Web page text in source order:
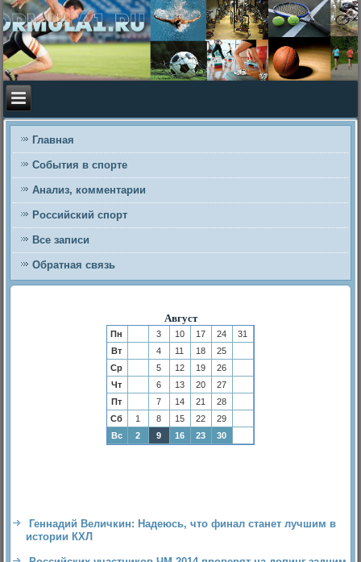
Главная
События в спорте
Анализ, комментарии
Российский спорт
Все записи
Обратная связь
Август
Пн 3 10 17 24
31
Вт
4 11 18
25
Ср
5 12 19
26
Чт
6 13 20
27
Пт
7 14 21
28
Сб
1 8 15 22
29
Вс
2 9 16 23 30
Геннадий Величкин: Надеюсь, что финал станет лучшим в
истории КХЛ